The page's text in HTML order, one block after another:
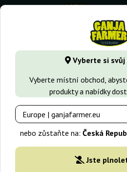
Vyberte si svůj
Vyberte místní obchod,
produkty a nabídky
nebo zůstaňte na: Česká
Jste
GanjaFarmer.cz Typy Semen